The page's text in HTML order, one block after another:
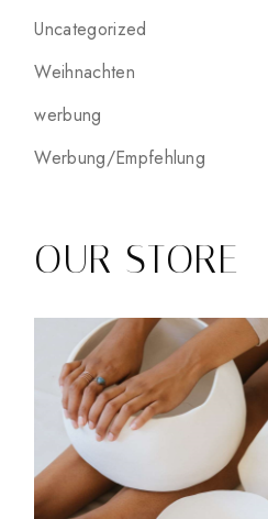
Uncategorized
Weihnachten
werbung
Werbung/Empfehlung
OUR STORE